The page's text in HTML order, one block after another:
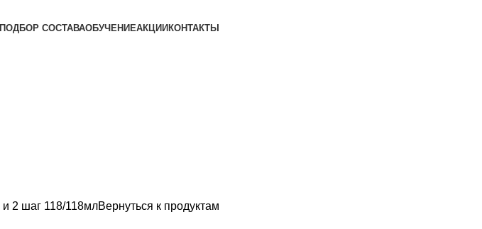
СОСТАВАОБУЧЕНИЕАКЦИИ КОНТАКТЫ
2 шаг 118/118млВернуться к продуктам